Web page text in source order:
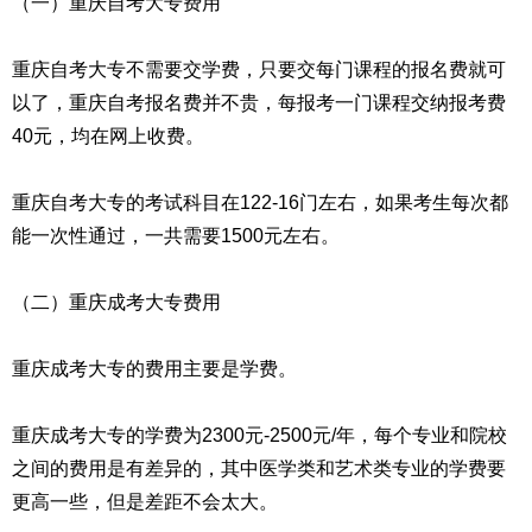
重庆自考大专不需要交学费，只要交每门课程的报名费就可
以了，重庆自考报名费并不贵，每报考一门课程交纳报考费
40元，均在网上收费。
重庆自考大专的考试科目在122-16门左右，如果考生每次都
能一次性通过，一共需要1500元左右。
（二）重庆成考大专费用
重庆成考大专的费用主要是学费。
重庆成考大专的学费为2300元-2500元/年，每个专业和院校
之间的费用是有差异的，其中医学类和艺术类专业的学费要
更高一些，但是差距不会太大。